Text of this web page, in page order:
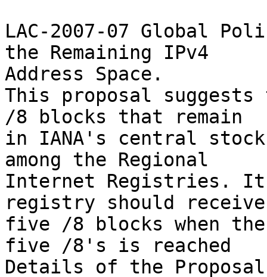
LAC-2007-07 Global
the Remaining IPv4
Address Space.
This proposal
/8 blocks that remain
in IANA's central
among the Regional
Internet Registries. It
registry should
five /8 blocks when
five /8's is reached